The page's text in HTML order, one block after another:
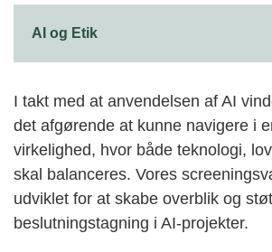
AI og Etik
I takt med at anvendelsen af AI
det afgørende at kunne navigere i
virkelighed, hvor både teknologi,
skal balanceres. Vores
udviklet for at skabe overblik og
beslutningstagning i AI-projekter.